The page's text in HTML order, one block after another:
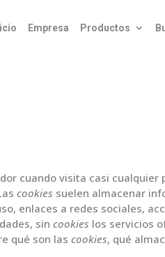
Empresa Productos
cuando visita casi cualquier
cookies suelen almacenar
enlaces a redes sociales,
sincookies los servicios
qué son lascookies, qué